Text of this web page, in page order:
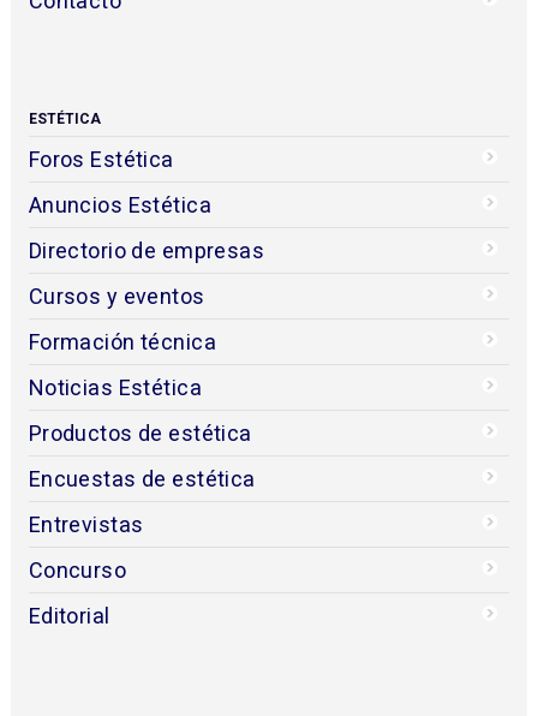
ESTÉTICA
Foros Estética
Anuncios Estética
Directorio de empresas
Cursos y eventos
Formación técnica
Noticias Estética
Productos de estética
Encuestas de estética
Entrevistas
Concurso
Editorial